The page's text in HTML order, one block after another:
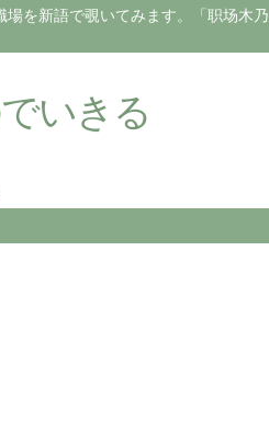
を新語で覗いてみます。「职场木
いきる